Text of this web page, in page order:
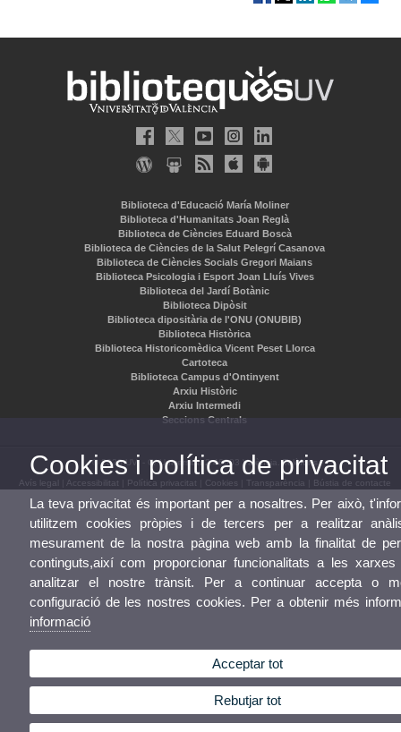
Biblioteca d'Educació María Moliner
Biblioteca d'Humanitats Joan Reglà
Biblioteca de Ciències Eduard Boscà
Biblioteca de Ciències de la Salut Pelegrí Casanova
Biblioteca de Ciències Socials Gregori Maians
Biblioteca Psicologia i Esport Joan Lluís Vives
Biblioteca del Jardí Botànic
Biblioteca Dipòsit
Biblioteca dipositària de l'ONU (ONUBIB)
Biblioteca Històrica
Biblioteca Historicomèdica Vicent Peset Llorca
Cartoteca
Biblioteca Campus d'Ontinyent
Arxiu Històric
Arxiu Intermedi
Seccions Centrals
© 2026 UV. - C/ Universitat 2 46003 València.Telèfons
Avís legal Accessibilitat Política privacitat Cookies Transparència Bústia de contacte
Cookies i política de privacitat
La teva privacitat és important per a nosaltres. Per això,
utilitzem cookies pròpies i de tercers per a realitzar
mesurament de la nostra pàgina web amb la finalitat de
continguts,així com proporcionar funcionalitats a les
analitzar el nostre trànsit. Per a continuar accepta o
configuració de les nostres cookies. Per a obtenir més
informació
Acceptar tot
Rebutjar tot